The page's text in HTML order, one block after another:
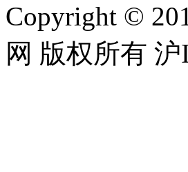
Copyright ©
网 版权所有